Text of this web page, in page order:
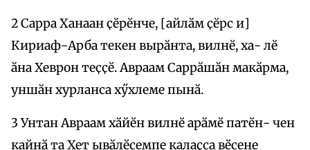
2 Сарра Ханаан ҫӗрӗнче, [айлӑм ҫӗрс и]
Кириаф-Арба текен вырӑнта, вилнӗ, ха- лӗ
ӑна Хеврон теҫҫӗ. Авраам Саррӑшӑн макӑрма,
уншӑн хурланса хӳхлеме пынӑ.
3 Унтан Авраам хӑйӗн вилнӗ арӑмӗ патӗн- чен
кайнӑ та Хет ывӑлӗсемпе калаҫса вӗсене